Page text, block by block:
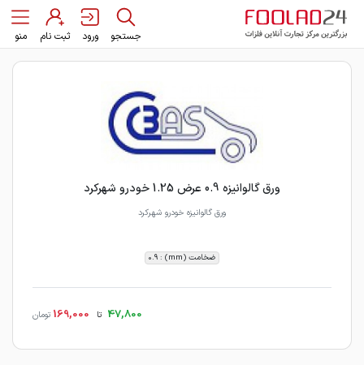
جستجو ورود ثبت نام منو
ورق گالوانیزه 0.9 عرض 1.25 خودرو شهرکرد
ورق گالوانیزه خودرو شهرکرد
ضخامت (mm) : 0.9
47,800 تا 169,000 تومان